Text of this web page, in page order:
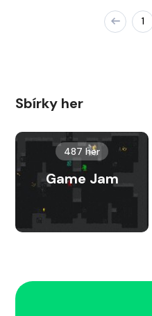
1
Sbírky her
487 her
Game Jam